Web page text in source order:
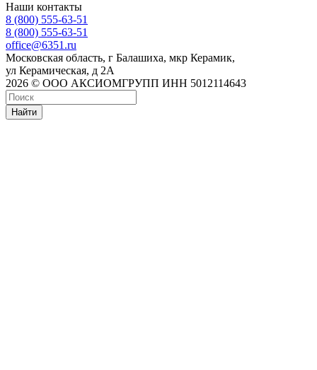
Наши контакты
8 (800) 555-63-51
8 (800) 555-63-51
office@6351.ru
Московская область, г Балашиха, мкр Керамик,
ул Керамическая, д 2А
2026 © ООО АКСИОМГРУПП ИНН 5012114643
Найти